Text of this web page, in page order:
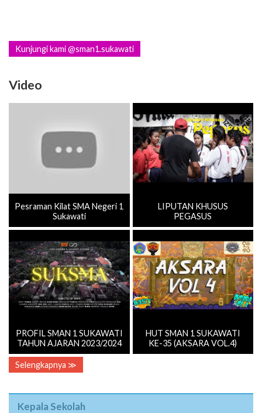
Kunjungi kami @sman1.sukawati
Video
Pesraman Kilat SMA Negeri 1
Sukawati
LIPUTAN KHUSUS
PEGASUS
PROFIL SMAN 1 SUKAWATI
TAHUN AJARAN 2023/2024
HUT SMAN 1 SUKAWATI
KE-35 (AKSARA VOL.4)
Selengkapnya ≫
Kepala Sekolah